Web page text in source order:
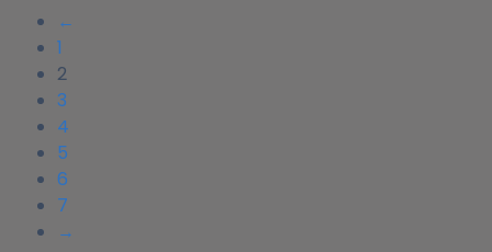
←
1
2
3
4
5
6
7
→